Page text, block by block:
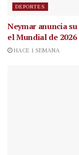
DEPORTES
Neymar anuncia
el Mundial de 2026
HACE 1 SEMANA